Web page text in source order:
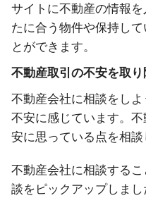
サイトに不動産の情報
たに合う物件や保持し
とができます。
不動産取引の不安を取り
不動産会社に相談をし
不安に感じています。
安に思っている点を相談
不動産会社に相談する
談をピックアップしまし